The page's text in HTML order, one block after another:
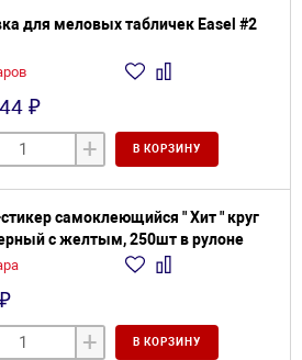
для меловых табличек Easel #2
₽
+ В КОРЗИНУ
самоклеющийся " Хит " круг
с желтым, 250шт в рулоне
+ В КОРЗИНУ